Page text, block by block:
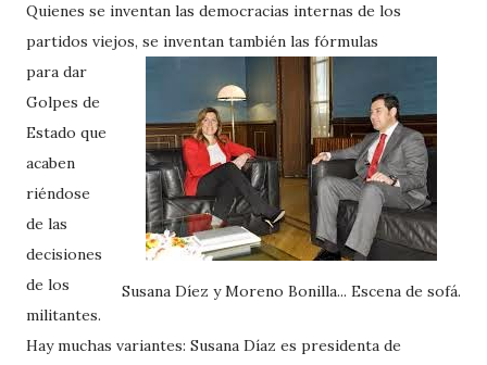
Quienes se inventan las democracias internas de los
partidos viejos, se inventan también las fórmulas
Susana Díez y Moreno Bonilla... Escena de sofá.
para dar
Golpes de
Estado que
acaben
riéndose
de las
decisiones
de los
militantes.
Hay muchas variantes: Susana Díaz es presidenta de